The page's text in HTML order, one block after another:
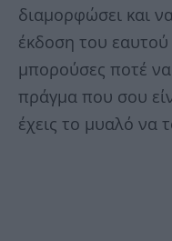
διαμορφώσει και
έκδοση του
μπορούσες ποτέ
πράγμα που σου
έχεις το μυαλό να